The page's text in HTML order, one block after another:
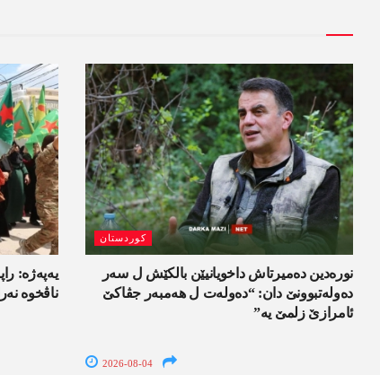
یەپەژە:
ناڤخوە
کوردستان
نورەدین دەمیرتاش داخویانیێن بالکێش ل سەر
دەولەتبوونێ دان: “دەولەت ل ھەمبەر جڤاکێ
ئامرازێ زلمێ یە”
2026-08-04